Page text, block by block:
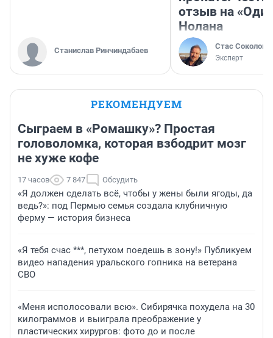
Станислав Ринчиндабаев
отзыв на
Нолана
Стас Соколов
Эксперт
РЕКОМЕНДУЕМ
Сыграем в «Ромашку»? Простая
головоломка, которая взбодрит мозг
не хуже кофе
17 часов 7 847 Обсудить
«Я должен сделать всё, чтобы у жены были ягоды, да
ведь?»: под Пермью семья создала клубничную
ферму — история бизнеса
«Я тебя счас ***, петухом поедешь в зону!» Публикуем
видео нападения уральского гопника на ветерана
СВО
«Меня исполосовали всю». Сибирячка похудела на 30
килограммов и выиграла преображение у
пластических хирургов: фото до и после